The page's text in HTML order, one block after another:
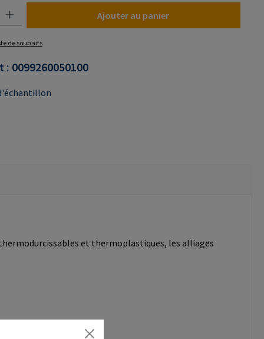
Ajouter au panier
de souhaits
: 0099260050100
et thermoplastiques, les alliages